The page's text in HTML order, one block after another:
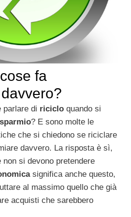
fa
parlare di riciclo quando si
? E sono molte le
che si chiedono se riciclare
davvero. La risposta è sì,
si devono pretendere
significa anche questo,
al massimo quello che già
acquisti che sarebbero